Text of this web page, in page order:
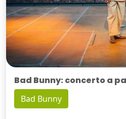
Bad Bunny: concerto a
Bad Bunny